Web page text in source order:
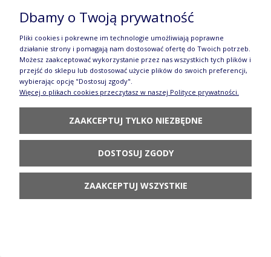
Dbamy o Twoją prywatność
Pliki cookies i pokrewne im technologie umożliwiają poprawne
działanie strony i pomagają nam dostosować ofertę do Twoich potrzeb.
Możesz zaakceptować wykorzystanie przez nas wszystkich tych plików i
przejść do sklepu lub dostosować użycie plików do swoich preferencji,
wybierając opcję "Dostosuj zgody".
Więcej o plikach cookies przeczytasz w naszej Polityce prywatności.
ZAAKCEPTUJ TYLKO NIEZBĘDNE
DOSTOSUJ ZGODY
ZAAKCEPTUJ WSZYSTKIE